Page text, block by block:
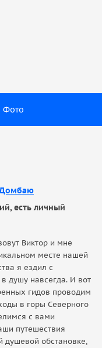
Фото
есть личный
Виктор и мне
месте нашей
я ездил с
душу навсегда. И вот
гидов проводим
в горы Северного
с вами
путешествия
душевой обстановке,